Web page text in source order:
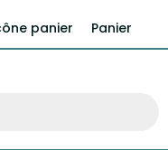
Panier